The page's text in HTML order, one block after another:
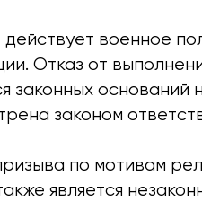
военное
Отказ от
законных оснований
законом
по мотивам
является